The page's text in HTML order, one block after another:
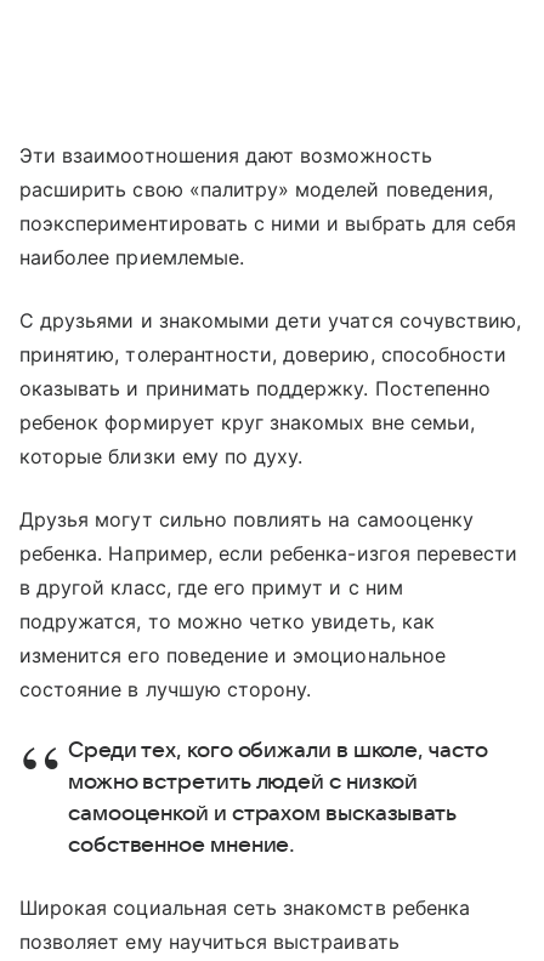
Эти взаимоотношения дают возможность
расширить свою «палитру» моделей поведения,
поэкспериментировать с ними и выбрать для себя
наиболее приемлемые.
С друзьями и знакомыми дети учатся сочувствию,
принятию, толерантности, доверию, способности
оказывать и принимать поддержку. Постепенно
ребенок формирует круг знакомых вне семьи,
которые близки ему по духу.
Друзья могут сильно повлиять на самооценку
ребенка. Например, если ребенка-изгоя перевести
в другой класс, где его примут и с ним
подружатся, то можно четко увидеть, как
изменится его поведение и эмоциональное
состояние в лучшую сторону.
Среди тех, кого обижали в школе, часто
можно встретить людей с низкой
самооценкой и страхом высказывать
собственное мнение.
Широкая социальная сеть знакомств ребенка
позволяет ему научиться выстраивать